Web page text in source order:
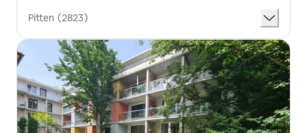
Pitten (2823)